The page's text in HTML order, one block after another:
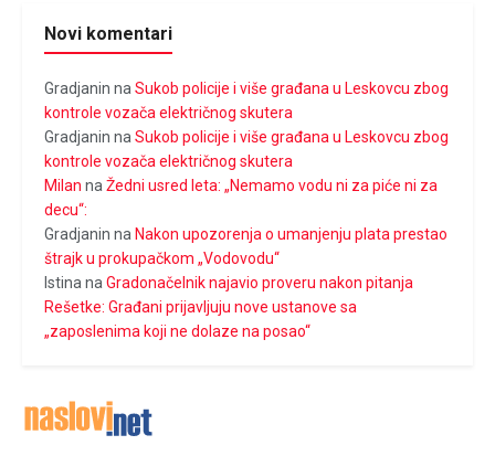
Novi komentari
Gradjanin na Sukob policije i više građana u Leskovcu zbog
kontrole vozača električnog skutera
Gradjanin na Sukob policije i više građana u Leskovcu zbog
kontrole vozača električnog skutera
Milan na Žedni usred leta: „Nemamo vodu ni za piće ni za
decu“:
Gradjanin na Nakon upozorenja o umanjenju plata prestao
štrajk u prokupačkom „Vodovodu“
Istina na Gradonačelnik najavio proveru nakon pitanja
Rešetke: Građani prijavljuju nove ustanove sa
„zaposlenima koji ne dolaze na posao“